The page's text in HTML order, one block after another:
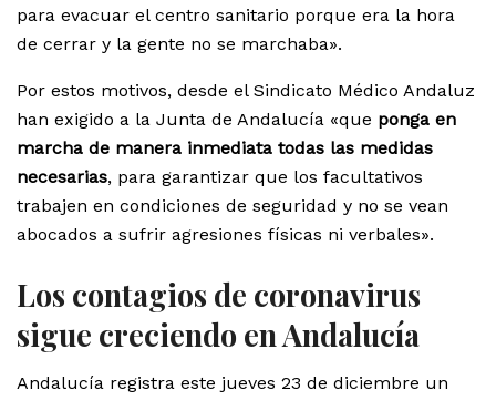
para evacuar el centro sanitario porque era la hora
de cerrar y la gente no se marchaba».
Por estos motivos, desde el Sindicato Médico Andaluz
han exigido a la Junta de Andalucía «que ponga en
marcha de manera inmediata todas las medidas
necesarias, para garantizar que los facultativos
trabajen en condiciones de seguridad y no se vean
abocados a sufrir agresiones físicas ni verbales».
Los contagios de coronavirus
sigue creciendo en Andalucía
Andalucía registra este jueves 23 de diciembre un